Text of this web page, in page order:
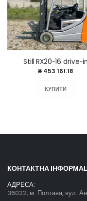
Still RX20-16 drive-in
₴ 453 161.18
КУПИТИ
КОНТАКТНА
АДРЕСА:
36022, м. Полтава, вул.